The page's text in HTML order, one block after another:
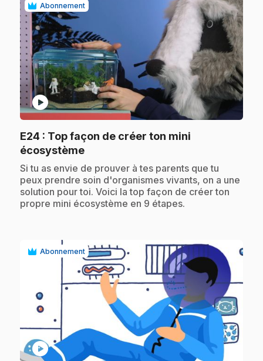
Abonnement
play_circle
E24 : Top façon de créer ton mini
écosystème.
.Si tu as envie de prouver à tes parents que tu
peux prendre soin d'organismes vivants, on a une
solution pour toi. Voici la top façon de créer ton
propre mini écosystème en 9 étapes.
Abonnement
play_circle